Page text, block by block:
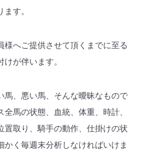
す。
へご提供させて頂くまでに至る
が伴います。
馬、悪い馬、そんな曖昧なもので
馬の状態、血統、体重、時計、
置取り、騎手の動作、仕掛けの状
く毎週末分析しなければいけま